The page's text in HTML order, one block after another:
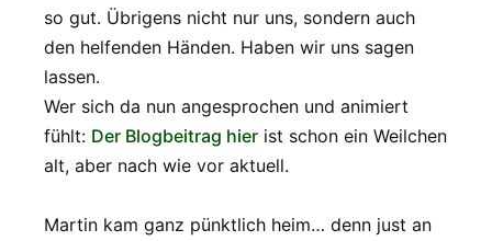
so gut. Übrigens nicht nur uns, sondern auch
den helfenden Händen. Haben wir uns sagen
lassen.
Wer sich da nun angesprochen und animiert
fühlt: Der Blogbeitrag hier ist schon ein Weilchen
alt, aber nach wie vor aktuell.
Martin kam ganz pünktlich heim… denn just an